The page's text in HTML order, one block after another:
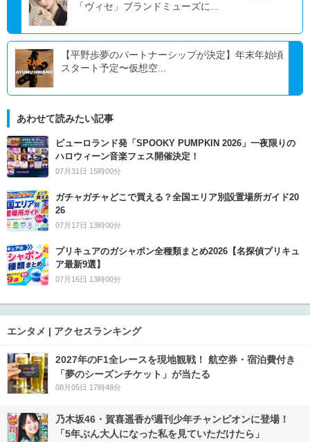
「ヴィセ」ブランドミューズに...
【平野歩夢のパートナーシップが決定】年末年始頃
スタート予定〜仮想空...
あわせて読みたい記事
ピューロランド発「SPOOKY PUMPKIN 2026」一夜限りの
ハロウィーン音楽フェス開催決定！
07月31日 15時00分
ガチャガチャどこで買える？全国エリア別設置場所ガイド20
26
07月17日 13時00分
プリキュアのガシャポン全種類まとめ2026【名探偵プリキュ
ア最新9選】
07月16日 13時00分
エンタメ | アクセスランキング
2027年のF1全レースを現地観戦！ 航空券・宿泊費付き
「夢のシーズンチケット」が当たる
08月05日 17時48分
乃木坂46・賀喜遥香が週刊少年チャンピオンに登場！
「5年ぶん大人になった私を見ていただけたら」